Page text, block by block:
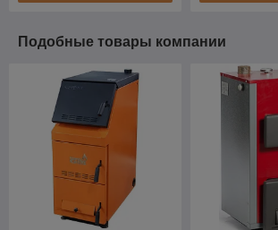
Подобные товары компании